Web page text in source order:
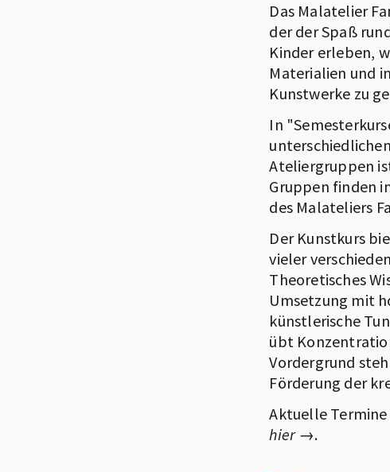
Das Malatelier
der der Spaß
Kinder erleben,
Materialien und
Kunstwerke zu
In
Ateliergruppen
Gruppen finden
des Malateliers
Der Kunstkurs
vieler
Theoretisches
Umsetzung mit
künstlerische
übt
Vordergrund
Förderung der
Aktuelle
hier
.